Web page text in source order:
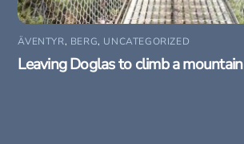
ÄVENTYR, BERG, UNCATEGORIZED
Leaving Doglas to climb a mountain